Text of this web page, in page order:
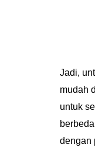
Jadi,
mudah
untuk
dengan